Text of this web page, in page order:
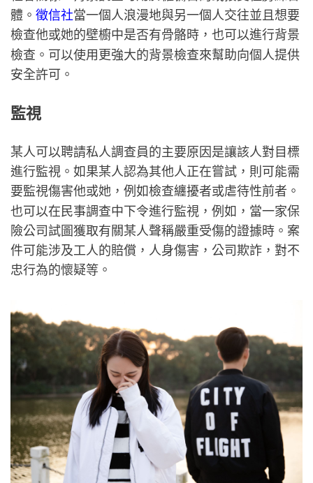
體。 徵信社當一個人浪漫地與另一個人交往並且想要
檢查他或她的壁櫥中是否有骨骼時，也可以進行背景
檢查。可以使用更強大的背景檢查來幫助向個人提供
安全許可。
監視
某人可以聘請私人調查員的主要原因是讓該人對目標
進行監視。如果某人認為其他人正在嘗試，則可能需
要監視傷害他或她，例如檢查纏擾者或虐待性前者。
也可以在民事調查中下令進行監視，例如，當一家保
險公司試圖獲取有關某人聲稱嚴重受傷的證據時。案
件可能涉及工人的賠償，人身傷害，公司欺詐，對不
忠行為的懷疑等。